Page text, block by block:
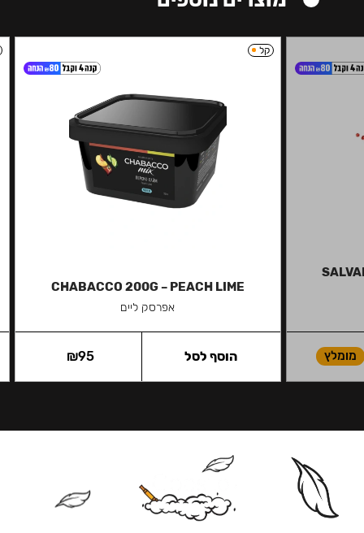
מומלץ
קל
CHABACCO 200G – PEACH LIME
אפרסק ליים
₪95 הוסף לסל